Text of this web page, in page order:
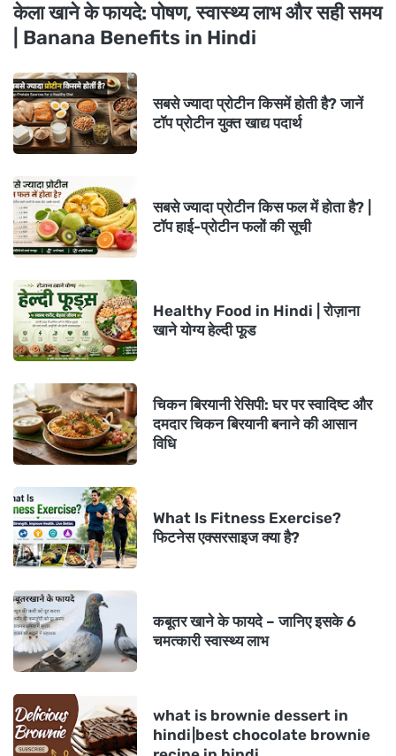
केला खाने के फायदे: पोषण, स्वास्थ्य लाभ और सही समय
| Banana Benefits in Hindi
सबसे ज्यादा प्रोटीन किसमें होती है? जानें
टॉप प्रोटीन युक्त खाद्य पदार्थ
सबसे ज्यादा प्रोटीन किस फल में होता है? |
टॉप हाई-प्रोटीन फलों की सूची
Healthy Food in Hindi | रोज़ाना
खाने योग्य हेल्दी फूड
चिकन बिरयानी रेसिपी: घर पर स्वादिष्ट और
दमदार चिकन बिरयानी बनाने की आसान
विधि
What Is Fitness Exercise?
फिटनेस एक्सरसाइज क्या है?
कबूतर खाने के फायदे – जानिए इसके 6
चमत्कारी स्वास्थ्य लाभ
what is brownie dessert in
hindi|best chocolate brownie